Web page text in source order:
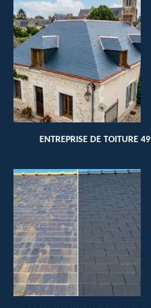
ENTREPRISE DE TOITURE 49